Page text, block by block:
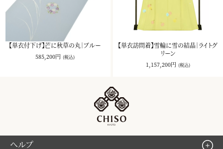
【単衣付下げ】芒に秋草の丸｜ブルー
585,200円 (税込)
【単衣訪問着】雪輪に雪の結晶｜ライトグ
リーン
1,157,200円 (税込)
ヘルプ